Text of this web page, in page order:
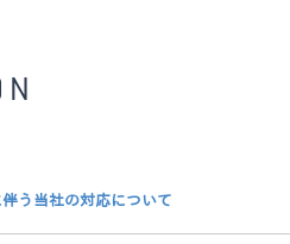
う当社の対応について